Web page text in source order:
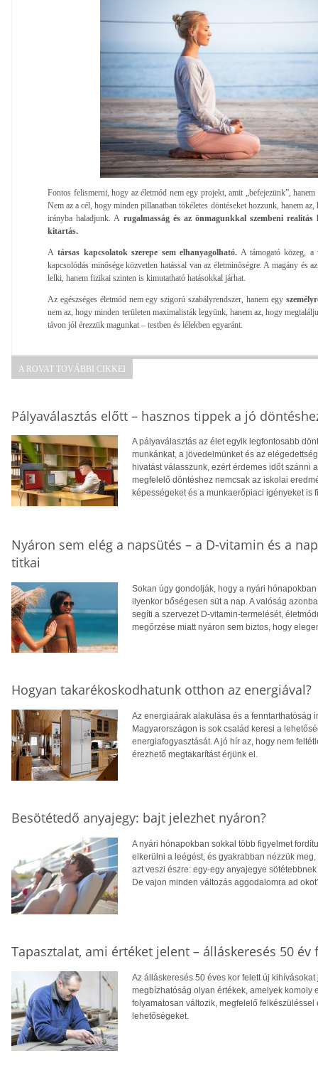
Fontos felismerni, hogy az életmód nem egy projekt, amit „befejezünk”,
Nem az a cél, hogy minden pillanatban tökéletes döntéseket hozzunk, hanem
irányba haladjunk. A rugalmasság és az önmagunkkal szembeni
kitartás.
A társas kapcsolatok szerepe sem elhanyagolható. A támogató közeg, a
kapcsolódás minősége közvetlen hatással van az életminőségre. A magány és
lelki, hanem fizikai szinten is kimutatható hatásokkal járhat.
Az egészséges életmód nem egy szigorú szabályrendszer, hanem egy
nem az, hogy minden területen maximalisták legyünk, hanem az, hogy
távon jól érezzük magunkat – testben és lélekben egyaránt.
A ROVAT TOVÁBBI CIKKEI
Pályaválasztás előtt – hasznos tippek a jó
A pályaválasztás az élet egyik legfontosabb
munkánkat, a jövedelmünket és az
hivatást válasszunk, ezért érdemes időt szánni
megfelelő döntéshez nemcsak az iskolai
képességeket és a munkaerőpiaci igényeket is
Nyáron sem elég a napsütés – a D-vitamin és a
titkai
Sokan úgy gondolják, hogy a nyári
ilyenkor bőségesen süt a nap. A valóság
segíti a szervezet D-vitamin-termelését,
megőrzése miatt nyáron sem biztos, hogy
Hogyan takarékoskodhatunk otthon az energiával?
Az energiaárak alakulása és a fenntarthatóság
Magyarországon is sok család keresi a
energiafogyasztását. A jó hír az, hogy nem
érezhető megtakarítást érjünk el.
Besötétedő anyajegy: bajt jelezhet nyáron?
A nyári hónapokban sokkal több figyelmet
elkerülni a leégést, és gyakrabban nézzük
azt veszi észre: egy-egy anyajegye
De vajon minden változás aggodalomra ad
Tapasztalat, ami értéket jelent – álláskeresés 50 év
Az álláskeresés 50 éves kor felett új
megbízhatóság olyan értékek, amelyek komoly
folyamatosan változik, megfelelő
lehetőségeket.